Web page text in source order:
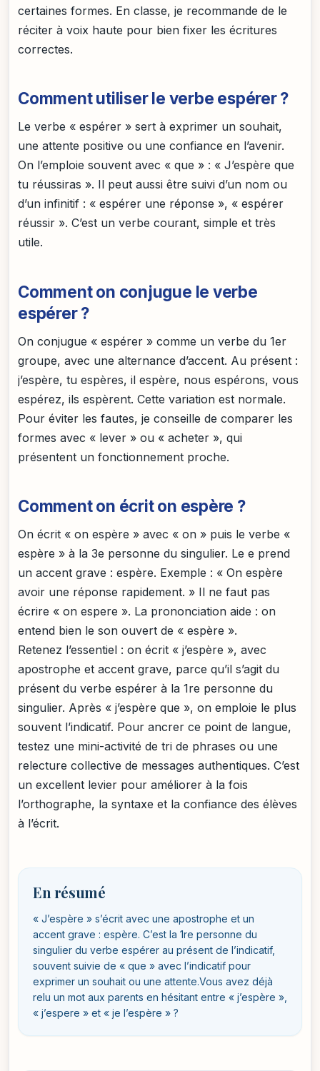
certaines formes. En classe, je recommande de le
réciter à voix haute pour bien fixer les écritures
correctes.
Comment utiliser le verbe espérer ?
Le verbe « espérer » sert à exprimer un souhait,
une attente positive ou une confiance en l’avenir.
On l’emploie souvent avec « que » : « J’espère que
tu réussiras ». Il peut aussi être suivi d’un nom ou
d’un infinitif : « espérer une réponse », « espérer
réussir ». C’est un verbe courant, simple et très
utile.
Comment on conjugue le verbe
espérer ?
On conjugue « espérer » comme un verbe du 1er
groupe, avec une alternance d’accent. Au présent :
j’espère, tu espères, il espère, nous espérons, vous
espérez, ils espèrent. Cette variation est normale.
Pour éviter les fautes, je conseille de comparer les
formes avec « lever » ou « acheter », qui
présentent un fonctionnement proche.
Comment on écrit on espère ?
On écrit « on espère » avec « on » puis le verbe «
espère » à la 3e personne du singulier. Le e prend
un accent grave : espère. Exemple : « On espère
avoir une réponse rapidement. » Il ne faut pas
écrire « on espere ». La prononciation aide : on
entend bien le son ouvert de « espère ».
Retenez l’essentiel : on écrit « j’espère », avec
apostrophe et accent grave, parce qu’il s’agit du
présent du verbe espérer à la 1re personne du
singulier. Après « j’espère que », on emploie le plus
souvent l’indicatif. Pour ancrer ce point de langue,
testez une mini-activité de tri de phrases ou une
relecture collective de messages authentiques. C’est
un excellent levier pour améliorer à la fois
l’orthographe, la syntaxe et la confiance des élèves
à l’écrit.
En résumé
« J’espère » s’écrit avec une apostrophe et un
accent grave : espère. C’est la 1re personne du
singulier du verbe espérer au présent de l’indicatif,
souvent suivie de « que » avec l’indicatif pour
exprimer un souhait ou une attente.Vous avez déjà
relu un mot aux parents en hésitant entre « j’espère »,
« j’espere » et « je l’espère » ?